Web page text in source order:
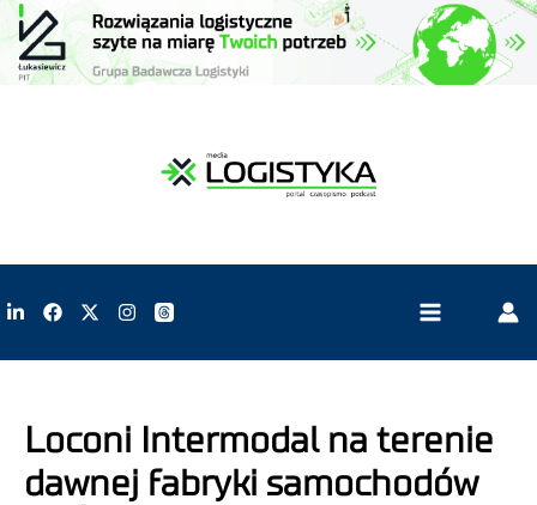
Loconi Intermodal na terenie
dawnej fabryki samochodów